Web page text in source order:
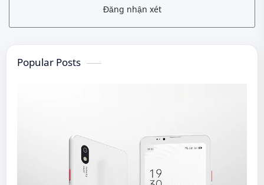
Đăng nhận xét
Popular Posts